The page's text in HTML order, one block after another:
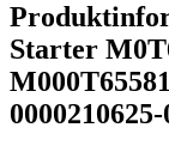
Starter